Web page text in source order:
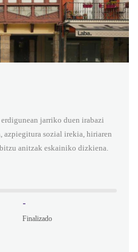
jarriko duen irabazi
azpiegitura sozial irekia, hiriaren
anitzak eskainiko dizkiena.
-
Finalizado